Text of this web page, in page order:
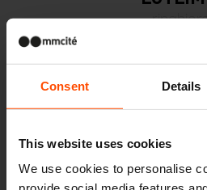
Consent Details
This website uses cookies
We use cookies to personalise